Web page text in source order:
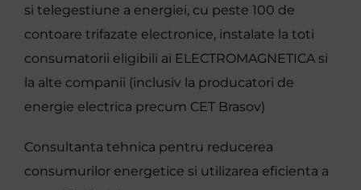
si telegestiune a energiei, cu peste 100 de
contoare trifazate electronice, instalate la toti
consumatorii eligibili ai ELECTROMAGNETICA si
la alte companii (inclusiv la producatori de
energie electrica precum CET Brasov)
Consultanta tehnica pentru reducerea
consumurilor energetice si utilizarea eficienta a